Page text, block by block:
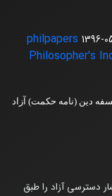
1396-
دین (نامه حکمت) آزاد
دسترسی آزاد را طبق